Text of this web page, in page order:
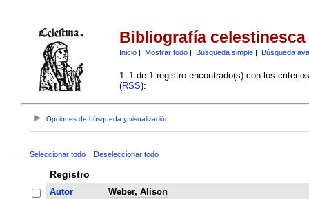
Bibliografía celestinesca
Inicio| Mostrar todo| Búsqueda simple| Búsqueda
1–1 de 1 registro encontrado(s) con los
(RSS):
Opciones de búsqueda y visualización
Seleccionar todo Deseleccionar todo
Registro
Autor
Weber, Alison